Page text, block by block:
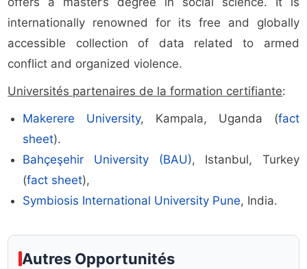
internationally renowned for its free and globally
accessible collection of data related to armed
conflict and organized violence.
Universités partenaires de la formation certifiante:
Makerere University, Kampala, Uganda (fact
sheet).
Bahçeşehir University (BAU), Istanbul, Turkey
(fact sheet),
Symbiosis International University Pune, India.
Autres Opportunités